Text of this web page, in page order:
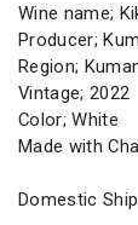
Wine name;
Producer;
Region;
Vintage; 2022
Color; White
Made with
Domestic